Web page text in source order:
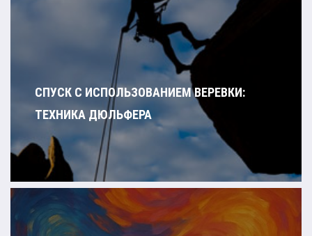
СПУСК С ИСПОЛЬЗОВАНИЕМ ВЕРЕВКИ:
ТЕХНИКА ДЮЛЬФЕРА